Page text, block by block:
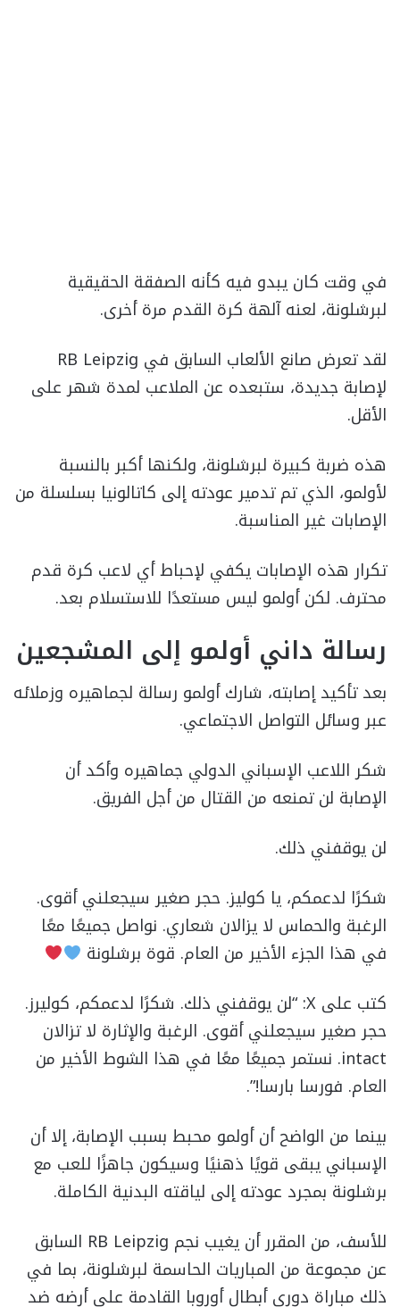
في وقت كان يبدو فيه كأنه الصفقة الحقيقية
لبرشلونة، لعنه آلهة كرة القدم مرة أخرى.
لقد تعرض صانع الألعاب السابق في RB Leipzig
لإصابة جديدة، ستبعده عن الملاعب لمدة شهر على
الأقل.
هذه ضربة كبيرة لبرشلونة، ولكنها أكبر بالنسبة
لأولمو، الذي تم تدمير عودته إلى كاتالونيا بسلسلة من
الإصابات غير المناسبة.
تكرار هذه الإصابات يكفي لإحباط أي لاعب كرة قدم
محترف. لكن أولمو ليس مستعدًا للاستسلام بعد.
رسالة داني أولمو إلى المشجعين
بعد تأكيد إصابته، شارك أولمو رسالة لجماهيره وزملائه
عبر وسائل التواصل الاجتماعي.
شكر اللاعب الإسباني الدولي جماهيره وأكد أن
الإصابة لن تمنعه من القتال من أجل الفريق.
لن يوقفني ذلك.
شكرًا لدعمكم، يا كوليز. حجر صغير سيجعلني أقوى.
الرغبة والحماس لا يزالان شعاري. نواصل جميعًا معًا
في هذا الجزء الأخير من العام. قوة برشلونة
كتب على X: “لن يوقفني ذلك. شكرًا لدعمكم، كوليرز.
حجر صغير سيجعلني أقوى. الرغبة والإثارة لا تزالان
intact. نستمر جميعًا معًا في هذا الشوط الأخير من
العام. فورسا بارسا!”.
بينما من الواضح أن أولمو محبط بسبب الإصابة، إلا أن
الإسباني يبقى قويًا ذهنيًا وسيكون جاهزًا للعب مع
برشلونة بمجرد عودته إلى لياقته البدنية الكاملة.
للأسف، من المقرر أن يغيب نجم RB Leipzig السابق
عن مجموعة من المباريات الحاسمة لبرشلونة، بما في
ذلك مباراة دوري أبطال أوروبا القادمة على أرضه ضد